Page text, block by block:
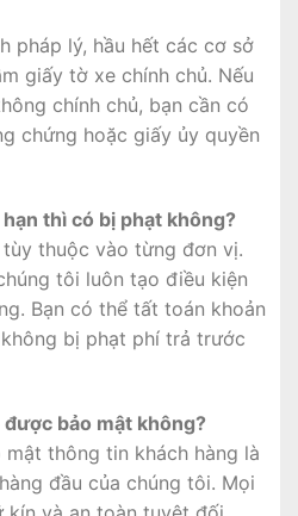
pháp lý, hầu hết các cơ sở
giấy tờ xe chính chủ. Nếu
chính chủ, bạn cần có
chứng hoặc giấy ủy quyền
thì có bị phạt không?
tùy thuộc vào từng đơn vị.
tôi luôn tạo điều kiện
Bạn có thể tất toán khoản
bị phạt phí trả trước
bảo mật không?
mật thông tin khách hàng là
đầu của chúng tôi. Mọi